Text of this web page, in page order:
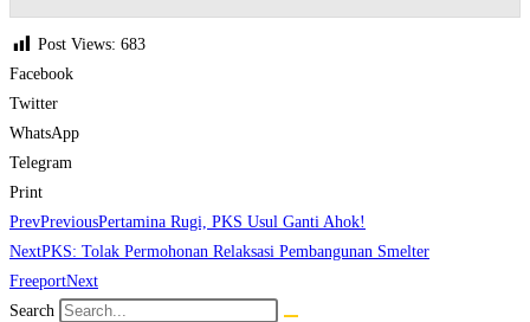
Post Views: 683
Facebook
Twitter
WhatsApp
Telegram
Print
PrevPreviousPertamina Rugi, PKS Usul Ganti Ahok!
NextPKS: Tolak Permohonan Relaksasi Pembangunan Smelter
FreeportNext
Search